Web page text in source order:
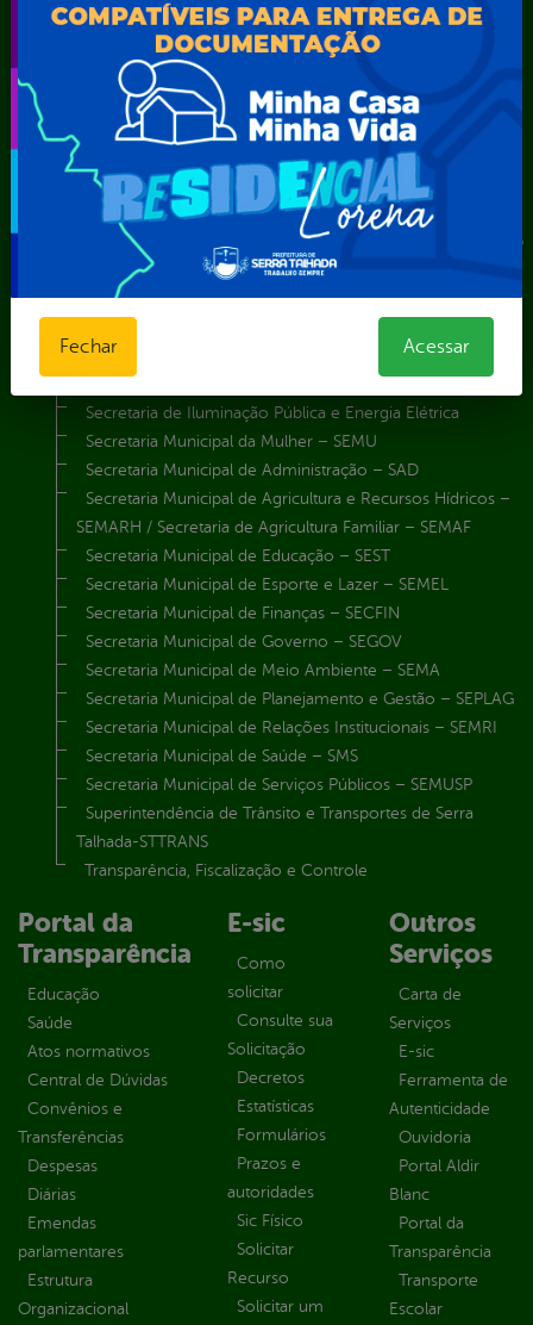
Agência Municipal de Meio Ambiente – AMMA
Assistência Social e Cidadania
Autarquia Educacional de Serra Talhada – AESET
Comando da Guarda Municipal-CGM
Diretoria da Defesa Civil
FUNDAÇÃO CULTURAL DE SERRA TALHADA
Gabinete da Prefeita
Gabinete do Vice-Prefeito
Instituto de Previdência Própria dos Servidores Públicos do
Município de Serra Talhada-IPPS
Obras e Infraestrutura
Secretaria de Comunicação Social e Audiovisual
Secretaria de Iluminação Pública e Energia Elétrica
Secretaria Municipal da Mulher – SEMU
Secretaria Municipal de Administração – SAD
Secretaria Municipal de Agricultura e Recursos Hídricos –
SEMARH / Secretaria de Agricultura Familiar – SEMAF
Secretaria Municipal de Educação – SEST
Secretaria Municipal de Esporte e Lazer – SEMEL
Secretaria Municipal de Finanças – SECFIN
Secretaria Municipal de Governo – SEGOV
Secretaria Municipal de Meio Ambiente – SEMA
Secretaria Municipal de Planejamento e Gestão – SEPLAG
Secretaria Municipal de Relações Institucionais – SEMRI
Secretaria Municipal de Saúde – SMS
Secretaria Municipal de Serviços Públicos – SEMUSP
Superintendência de Trânsito e Transportes de Serra
Talhada-STTRANS
Transparência, Fiscalização e Controle
Portal da
Transparência
Educação
Saúde
Atos normativos
Central de Dúvidas
Convênios e
Transferências
Despesas
Diárias
Emendas
parlamentares
Estrutura
Organizacional
E-sic
Como
solicitar
Consulte sua
Solicitação
Decretos
Estatísticas
Formulários
Prazos e
autoridades
Sic Físico
Solicitar
Recurso
Solicitar um
Outros
Serviços
Carta de
Serviços
E-sic
Ferramenta de
Autenticidade
Ouvidoria
Portal Aldir
Blanc
Portal da
Transparência
Transporte
Escolar
Fechar Acessar